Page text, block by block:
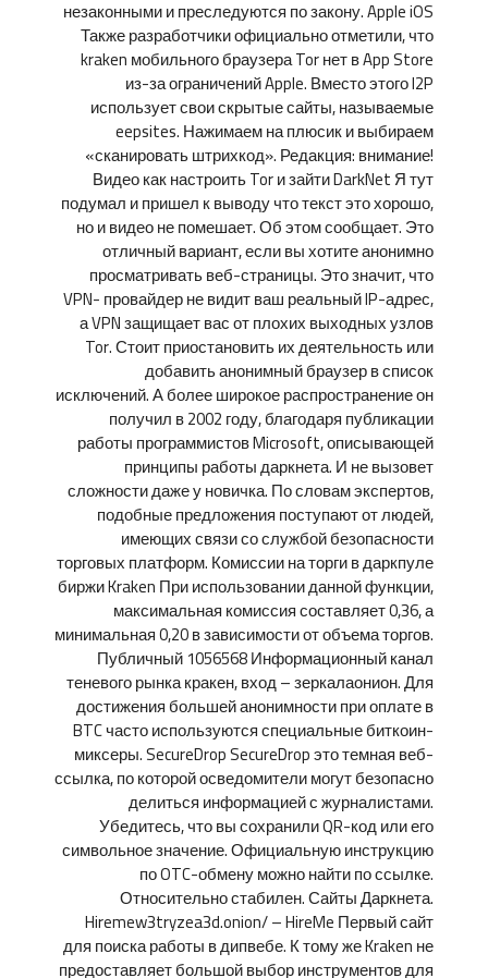
незаконными и преследуются по закону. Apple iOS
Также разработчики официально отметили, что
kraken мобильного браузера Tor нет в App Store
из-за ограничений Apple. Вместо этого I2P
использует свои скрытые сайты, называемые
eepsites. Нажимаем на плюсик и выбираем
«сканировать штрихкод». Редакция: внимание!
Видео как настроить Tor и зайти DarkNet Я тут
подумал и пришел к выводу что текст это хорошо,
но и видео не помешает. Об этом сообщает. Это
отличный вариант, если вы хотите анонимно
просматривать веб-страницы. Это значит, что
VPN- провайдер не видит ваш реальный IP-адрес,
а VPN защищает вас от плохих выходных узлов
Tor. Стоит приостановить их деятельность или
добавить анонимный браузер в список
исключений. А более широкое распространение он
получил в 2002 году, благодаря публикации
работы программистов Microsoft, описывающей
принципы работы даркнета. И не вызовет
сложности даже у новичка. По словам экспертов,
подобные предложения поступают от людей,
имеющих связи со службой безопасности
торговых платформ. Комиссии на торги в даркпуле
биржи Kraken При использовании данной функции,
максимальная комиссия составляет 0,36, а
минимальная 0,20 в зависимости от объема торгов.
Публичный 1056568 Информационный канал
теневого рынка кракен, вход – зеркалаонион. Для
достижения большей анонимности при оплате в
BTC часто используются специальные биткоин-
миксеры. SecureDrop SecureDrop это темная веб-
ссылка, по которой осведомители могут безопасно
делиться информацией с журналистами.
Убедитесь, что вы сохранили QR-код или его
символьное значение. Официальную инструкцию
по OTC-обмену можно найти по ссылке.
Относительно стабилен. Сайты Даркнета.
Hiremew3tryzea3d.onion/ – HireMe Первый сайт
для поиска работы в дипвебе. К тому же Kraken не
предоставляет большой выбор инструментов для